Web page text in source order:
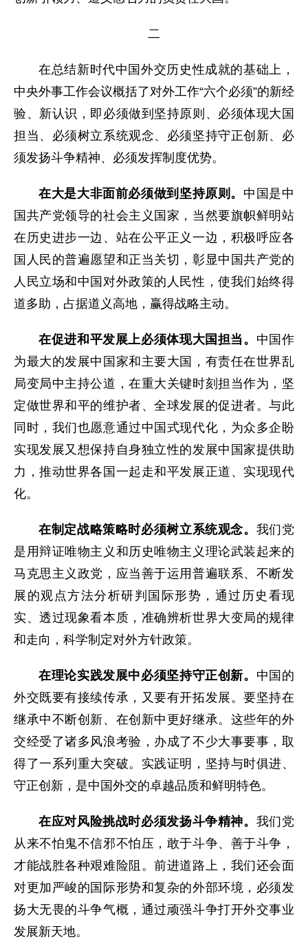
二
在总结新时代中国外交历史性成就的基础上，
中央外事工作会议概括了对外工作“六个必须”的新经
验、新认识，即必须做到坚持原则、必须体现大国
担当、必须树立系统观念、必须坚持守正创新、必
须发扬斗争精神、必须发挥制度优势。
在大是大非面前必须做到坚持原则。 中国是中
国共产党领导的社会主义国家，当然要旗帜鲜明站
在历史进步一边、站在公平正义一边，积极呼应各
国人民的普遍愿望和正当关切，彰显中国共产党的
人民立场和中国对外政策的人民性，使我们始终得
道多助，占据道义高地，赢得战略主动。
在促进和平发展上必须体现大国担当。 中国作
为最大的发展中国家和主要大国，有责任在世界乱
局变局中主持公道，在重大关键时刻担当作为，坚
定做世界和平的维护者、全球发展的促进者。与此
同时，我们也愿意通过中国式现代化，为众多企盼
实现发展又想保持自身独立性的发展中国家提供助
力，推动世界各国一起走和平发展正道、实现现代
化。
在制定战略策略时必须树立系统观念。 我们党
是用辩证唯物主义和历史唯物主义理论武装起来的
马克思主义政党，应当善于运用普遍联系、不断发
展的观点方法分析研判国际形势，通过历史看现
实、透过现象看本质，准确辨析世界大变局的规律
和走向，科学制定对外方针政策。
在理论实践发展中必须坚持守正创新。 中国的
外交既要有接续传承，又要有开拓发展。要坚持在
继承中不断创新、在创新中更好继承。这些年的外
交经受了诸多风浪考验，办成了不少大事要事，取
得了一系列重大突破。实践证明，坚持与时俱进、
守正创新，是中国外交的卓越品质和鲜明特色。
在应对风险挑战时必须发扬斗争精神。 我们党
从来不怕鬼不信邪不怕压，敢于斗争、善于斗争，
才能战胜各种艰难险阻。前进道路上，我们还会面
对更加严峻的国际形势和复杂的外部环境，必须发
扬大无畏的斗争气概，通过顽强斗争打开外交事业
发展新天地。